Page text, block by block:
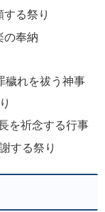
る祭り
の奉納
穢れを祓う神事
を祈念する行事
する祭り